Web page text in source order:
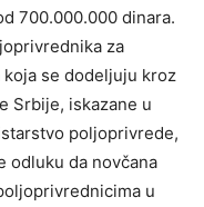
700.000.000 dinara.
za
se dodeljuju kroz
Srbije, iskazane u
poljoprivrede,
odluku da novčana
u